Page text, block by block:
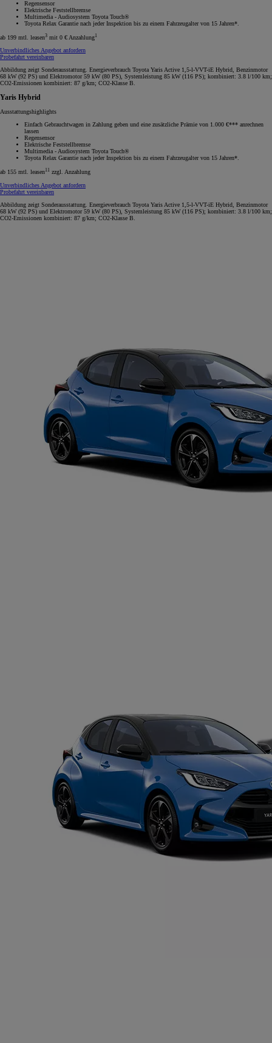
Regensensor
Elektrische Feststellbremse
Multimedia - Audiosystem Toyota Touch®
Toyota Relax Garantie nach jeder Inspektion bis zu einem Fahrzeugalter von 15 Jahren*.
ab 199 mtl. leasen3 mit 0 € Anzahlung1
Unverbindliches Angebot anfordern
Probefahrt vereinbaren
Abbildung zeigt Sonderausstattung. Energieverbrauch Toyota Yaris Active 1,5-l-VVT-iE Hybrid, Benzinmotor
68 kW (92 PS) und Elektromotor 59 kW (80 PS), Systemleistung 85 kW (116 PS); kombiniert: 3.8 l/100 km;
CO2-Emissionen kombiniert: 87 g/km; CO2-Klasse B.
Yaris Hybrid
Ausstattungshighlights
Einfach Gebrauchtwagen in Zahlung geben und eine zusätzliche Prämie von 1.000 €*** anrechnen
lassen
Regensensor
Elektrische Feststellbremse
Multimedia - Audiosystem Toyota Touch®
Toyota Relax Garantie nach jeder Inspektion bis zu einem Fahrzeugalter von 15 Jahren*.
ab 155 mtl. leasen11 zzgl. Anzahlung
Unverbindliches Angebot anfordern
Probefahrt vereinbaren
Abbildung zeigt Sonderausstattung. Energieverbrauch Toyota Yaris Active 1,5-l-VVT-iE Hybrid, Benzinmotor
68 kW (92 PS) und Elektromotor 59 kW (80 PS), Systemleistung 85 kW (116 PS); kombiniert: 3.8 l/100 km;
CO2-Emissionen kombiniert: 87 g/km; CO2-Klasse B.